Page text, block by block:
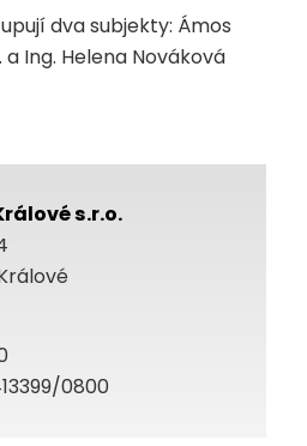
dva subjekty: Ámos
Ing. Helena Nováková
s.r.o.
0800